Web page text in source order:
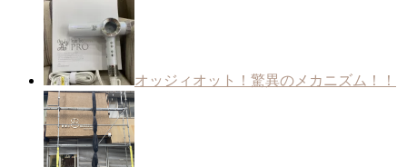
オッジィオット！驚異のメカニズム！！